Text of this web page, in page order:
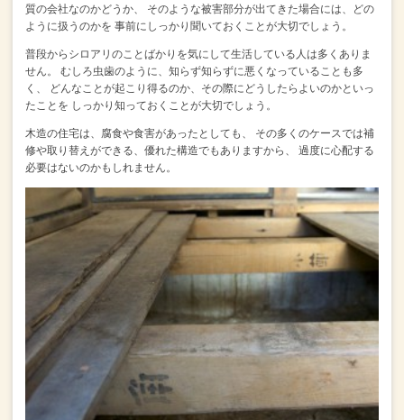
質の会社なのかどうか、
そのような被害部分が出てきた場合には、どの
ように扱うのかを 事前にしっかり聞いておくことが大切でしょう。
普段からシロアリのことばかりを気にして生活している人は多くありま
せん。
むしろ虫歯のように、知らず知らずに悪くなっていることも多
く、
どんなことが起こり得るのか、その際にどうしたらよいのかといっ
たことを しっかり知っておくことが大切でしょう。
木造の住宅は、腐食や食害があったとしても、
その多くのケースでは補
修や取り替えができる、優れた構造でもありますから、
過度に心配する
必要はないのかもしれません。